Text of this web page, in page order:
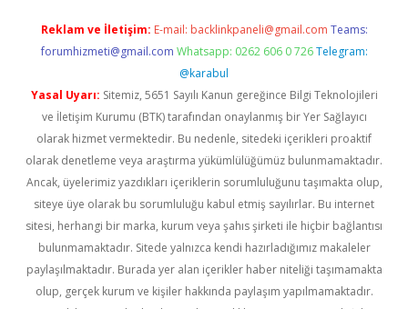
Reklam ve İletişim: E-mail: backlinkpaneli@gmail.com Teams:
forumhizmeti@gmail.com Whatsapp: 0262 606 0 726 Telegram:
@karabul
Yasal Uyarı: Sitemiz, 5651 Sayılı Kanun gereğince Bilgi Teknolojileri
ve İletişim Kurumu (BTK) tarafından onaylanmış bir Yer Sağlayıcı
olarak hizmet vermektedir. Bu nedenle, sitedeki içerikleri proaktif
olarak denetleme veya araştırma yükümlülüğümüz bulunmamaktadır.
Ancak, üyelerimiz yazdıkları içeriklerin sorumluluğunu taşımakta olup,
siteye üye olarak bu sorumluluğu kabul etmiş sayılırlar. Bu internet
sitesi, herhangi bir marka, kurum veya şahıs şirketi ile hiçbir bağlantısı
bulunmamaktadır. Sitede yalnızca kendi hazırladığımız makaleler
paylaşılmaktadır. Burada yer alan içerikler haber niteliği taşımamakta
olup, gerçek kurum ve kişiler hakkında paylaşım yapılmamaktadır.